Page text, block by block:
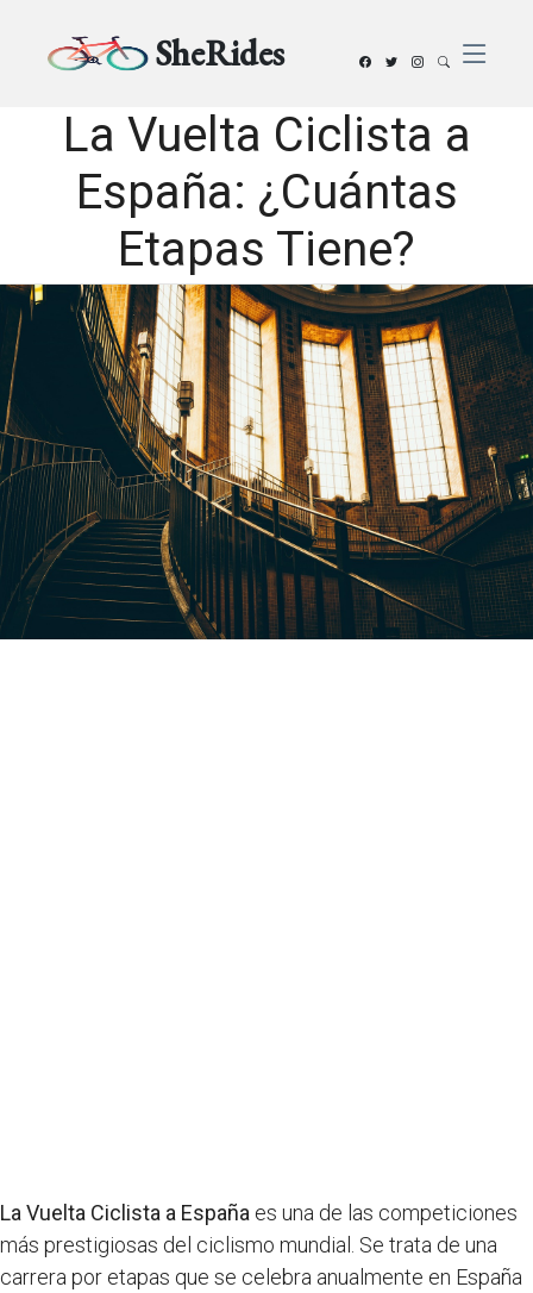
SheRides
La Vuelta Ciclista a
España: ¿Cuántas
Etapas Tiene?
La Vuelta Ciclista a España es una de las competiciones
más prestigiosas del ciclismo mundial. Se trata de una
carrera por etapas que se celebra anualmente en España